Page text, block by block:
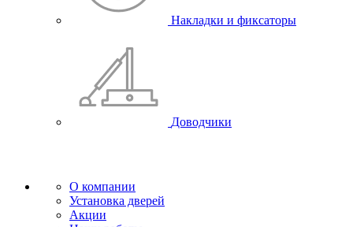
Накладки и фиксаторы
Доводчики
О компании
Установка дверей
Акции